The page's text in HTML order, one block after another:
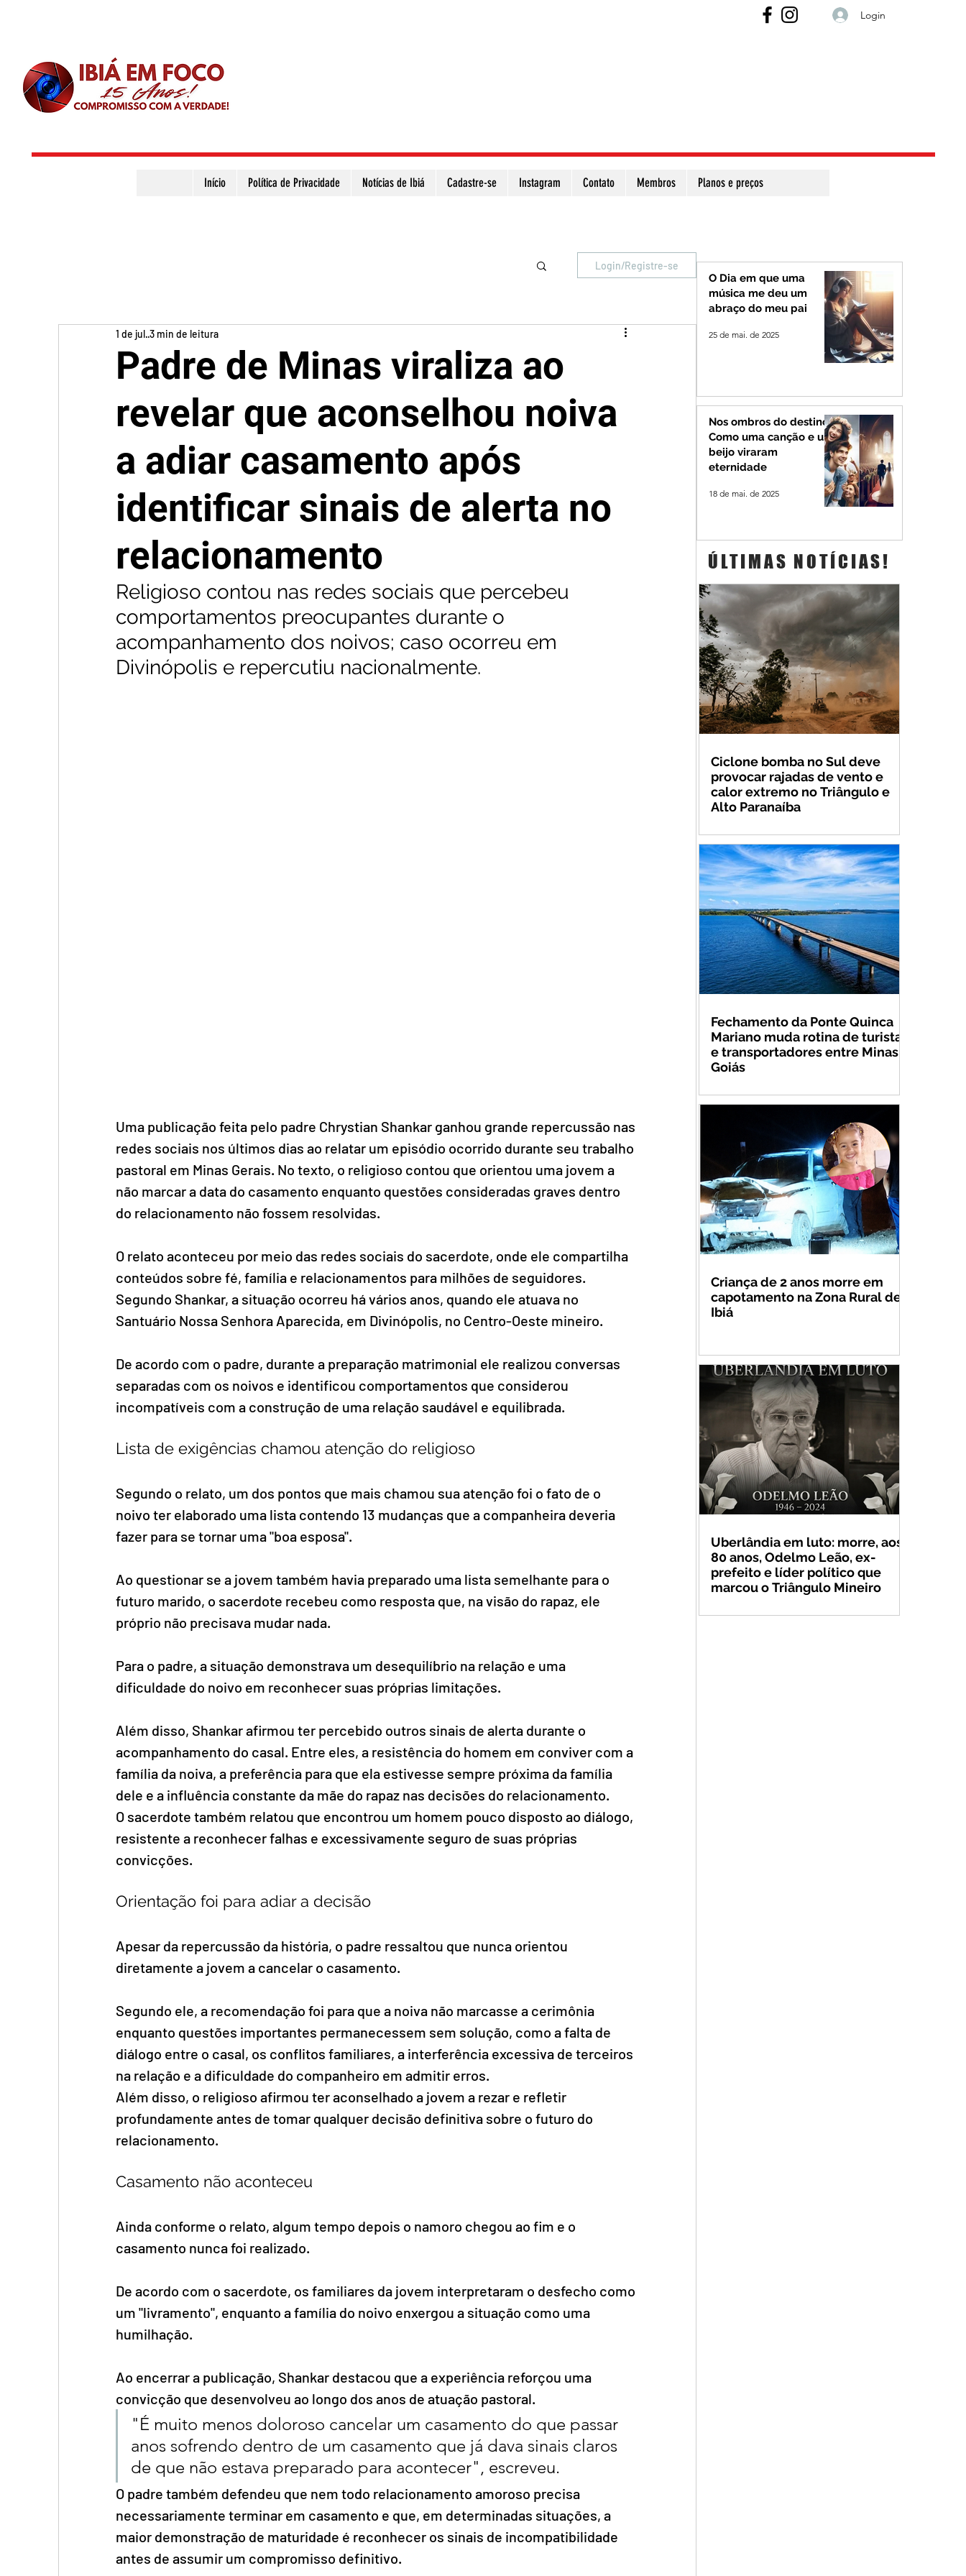
Login
Início Política de Privacidade Notícias de Ibiá Cadastre-se Instagram Contato Membros Planos e preços
Login/Registre-se
Padre de Minas viraliza ao
revelar que aconselhou noiva
a adiar casamento após
identificar sinais de alerta no
relacionamento
1 de jul.3 min de leitura
Religioso contou nas redes sociais que percebeu
comportamentos preocupantes durante o
acompanhamento dos noivos; caso ocorreu em
Divinópolis e repercutiu nacionalmente.
Uma publicação feita pelo padre Chrystian Shankar ganhou grande repercussão nas
redes sociais nos últimos dias ao relatar um episódio ocorrido durante seu trabalho
pastoral em Minas Gerais. No texto, o religioso contou que orientou uma jovem a
não marcar a data do casamento enquanto questões consideradas graves dentro
do relacionamento não fossem resolvidas.
O relato aconteceu por meio das redes sociais do sacerdote, onde ele compartilha
conteúdos sobre fé, família e relacionamentos para milhões de seguidores.
Segundo Shankar, a situação ocorreu há vários anos, quando ele atuava no
Santuário Nossa Senhora Aparecida, em Divinópolis, no Centro-Oeste mineiro.
De acordo com o padre, durante a preparação matrimonial ele realizou conversas
separadas com os noivos e identificou comportamentos que considerou
incompatíveis com a construção de uma relação saudável e equilibrada.
Lista de exigências chamou atenção do religioso
Segundo o relato, um dos pontos que mais chamou sua atenção foi o fato de o
noivo ter elaborado uma lista contendo 13 mudanças que a companheira deveria
fazer para se tornar uma "boa esposa".
Ao questionar se a jovem também havia preparado uma lista semelhante para o
futuro marido, o sacerdote recebeu como resposta que, na visão do rapaz, ele
próprio não precisava mudar nada.
Para o padre, a situação demonstrava um desequilíbrio na relação e uma
dificuldade do noivo em reconhecer suas próprias limitações.
Além disso, Shankar afirmou ter percebido outros sinais de alerta durante o
acompanhamento do casal. Entre eles, a resistência do homem em conviver com a
família da noiva, a preferência para que ela estivesse sempre próxima da família
dele e a influência constante da mãe do rapaz nas decisões do relacionamento.
O sacerdote também relatou que encontrou um homem pouco disposto ao diálogo,
resistente a reconhecer falhas e excessivamente seguro de suas próprias
convicções.
Orientação foi para adiar a decisão
Apesar da repercussão da história, o padre ressaltou que nunca orientou
diretamente a jovem a cancelar o casamento.
Segundo ele, a recomendação foi para que a noiva não marcasse a cerimônia
enquanto questões importantes permanecessem sem solução, como a falta de
diálogo entre o casal, os conflitos familiares, a interferência excessiva de terceiros
na relação e a dificuldade do companheiro em admitir erros.
Além disso, o religioso afirmou ter aconselhado a jovem a rezar e refletir
profundamente antes de tomar qualquer decisão definitiva sobre o futuro do
relacionamento.
Casamento não aconteceu
Ainda conforme o relato, algum tempo depois o namoro chegou ao fim e o
casamento nunca foi realizado.
De acordo com o sacerdote, os familiares da jovem interpretaram o desfecho como
um "livramento", enquanto a família do noivo enxergou a situação como uma
humilhação.
Ao encerrar a publicação, Shankar destacou que a experiência reforçou uma
convicção que desenvolveu ao longo dos anos de atuação pastoral.
"É muito menos doloroso cancelar um casamento do que passar
anos sofrendo dentro de um casamento que já dava sinais claros
de que não estava preparado para acontecer", escreveu.
O padre também defendeu que nem todo relacionamento amoroso precisa
necessariamente terminar em casamento e que, em determinadas situações, a
maior demonstração de maturidade é reconhecer os sinais de incompatibilidade
antes de assumir um compromisso definitivo.
O Dia em que uma
música me deu um
abraço do meu pai
25 de mai. de 2025
Nos ombros do destino:
Como uma canção e um
beijo viraram
eternidade
18 de mai. de 2025
ÚLTIMAS NOTÍCIAS!
Ciclone bomba no Sul deve
provocar rajadas de vento e
calor extremo no Triângulo e
Alto Paranaíba
Fechamento da Ponte Quinca
Mariano muda rotina de turistas
e transportadores entre Minas e
Goiás
Criança de 2 anos morre em
capotamento na Zona Rural de
Ibiá
Uberlândia em luto: morre, aos
80 anos, Odelmo Leão, ex-
prefeito e líder político que
marcou o Triângulo Mineiro